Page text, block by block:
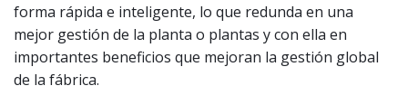
forma rápida e inteligente, lo que redunda en una
mejor gestión de la planta o plantas y con ella en
importantes beneficios que mejoran la gestión global
de la fábrica.